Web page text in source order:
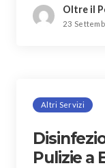
Oltre il
23
Altri Servizi
Pulizie a